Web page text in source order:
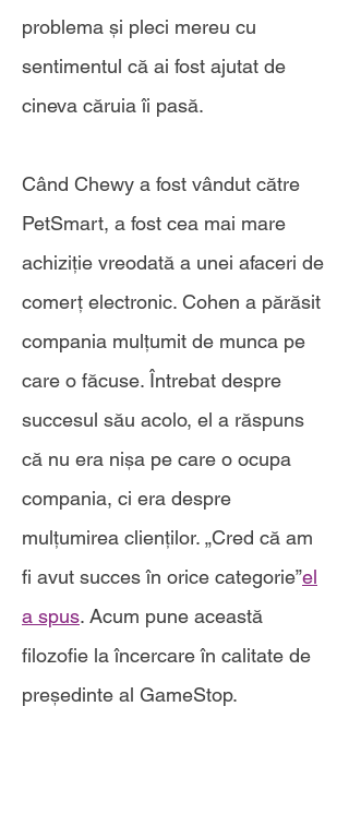
problema și pleci mereu cu
sentimentul că ai fost ajutat de
cineva căruia îi pasă.
Când Chewy a fost vândut către
PetSmart, a fost cea mai mare
achiziție vreodată a unei afaceri de
comerț electronic. Cohen a părăsit
compania mulțumit de munca pe
care o făcuse. Întrebat despre
succesul său acolo, el a răspuns
că nu era nișa pe care o ocupa
compania, ci era despre
mulțumirea clienților. „Cred că am
fi avut succes în orice categorie”el
a spus. Acum pune această
filozofie la încercare în calitate de
președinte al GameStop.